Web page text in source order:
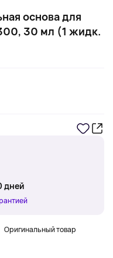
основа для
30 мл (1 жидк.
дней
Оригинальный товар